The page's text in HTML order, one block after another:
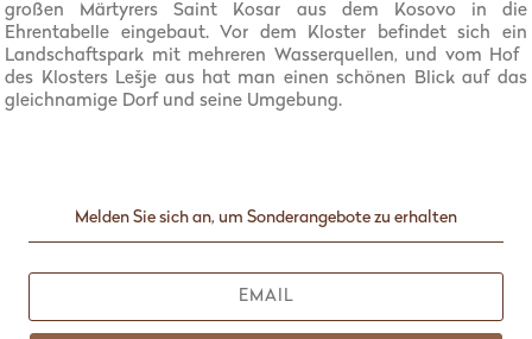
großen Märtyrers Saint Kosar aus dem Kosovo in die
Ehrentabelle eingebaut. Vor dem Kloster befindet sich ein
Landschaftspark mit mehreren Wasserquellen, und vom Hof ​​
des Klosters Lešje aus hat man einen schönen Blick auf das
gleichnamige Dorf und seine Umgebung.
Melden Sie sich an, um Sonderangebote zu erhalten